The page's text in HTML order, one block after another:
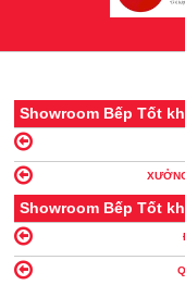
Showroom Bếp Tốt
Showroom Bếp Tốt